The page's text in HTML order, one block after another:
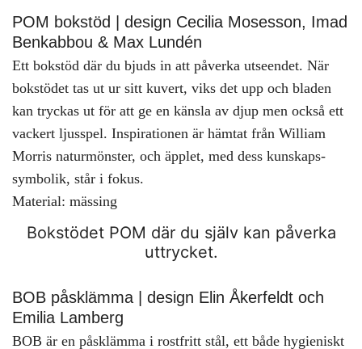
POM bokstöd | design Cecilia Mosesson, Imad
Benkabbou & Max Lundén
Ett bokstöd där du bjuds in att påverka utseendet. När
bokstödet tas ut ur sitt kuvert, viks det upp och bladen
kan tryckas ut för att ge en känsla av djup men också ett
vackert ljusspel. Inspirationen är hämtat från William
Morris naturmönster, och äpplet, med dess kunskaps-
symbolik, står i fokus.
Material: mässing
Bokstödet POM där du själv kan påverka
uttrycket.
BOB påsklämma | design Elin Åkerfeldt och
Emilia Lamberg
BOB är en påsklämma i rostfritt stål, ett både hygieniskt